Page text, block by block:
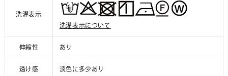
洗濯表示
洗濯表示について
伸縮性 あり
透け感 淡色に多少あり